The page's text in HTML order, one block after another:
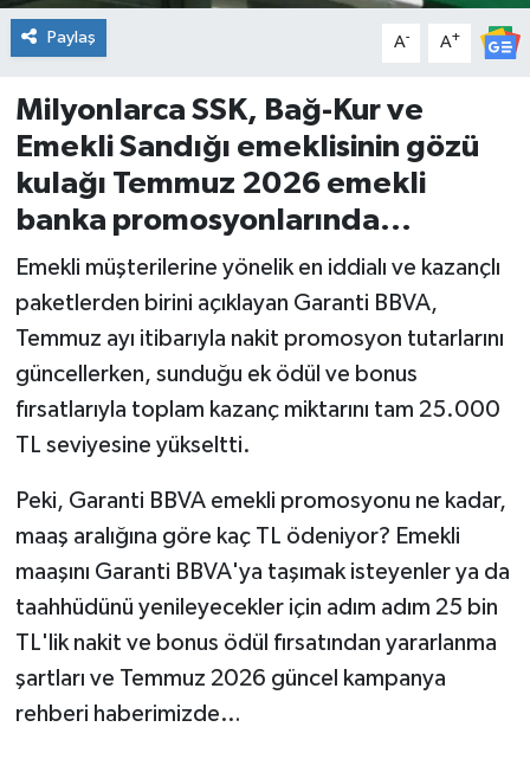
Paylaş A- A+
Milyonlarca SSK, Bağ-Kur ve
Emekli Sandığı emeklisinin gözü
kulağı Temmuz 2026 emekli
banka promosyonlarında...
Emekli müşterilerine yönelik en iddialı ve kazançlı
paketlerden birini açıklayan Garanti BBVA,
Temmuz ayı itibarıyla nakit promosyon tutarlarını
güncellerken, sunduğu ek ödül ve bonus
fırsatlarıyla toplam kazanç miktarını tam 25.000
TL seviyesine yükseltti.
Peki, Garanti BBVA emekli promosyonu ne kadar,
maaş aralığına göre kaç TL ödeniyor? Emekli
maaşını Garanti BBVA'ya taşımak isteyenler ya da
taahhüdünü yenileyecekler için adım adım 25 bin
TL'lik nakit ve bonus ödül fırsatından yararlanma
şartları ve Temmuz 2026 güncel kampanya
rehberi haberimizde…
Gömeç
Havran
İvrindi
KENT GÜNDEMİ
Kepsut
KÜLTÜR-SANAT
MAGAZİN
MANŞET
OLAY
OTOMOTİV